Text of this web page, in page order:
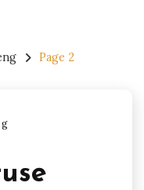
Page 2